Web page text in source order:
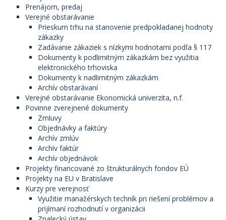
Prenájom, predaj
Verejné obstarávanie
Prieskum trhu na stanovenie predpokladanej hodnoty
zákazky
Zadávanie zákaziek s nízkymi hodnotami podľa § 117
Dokumenty k podlimitným zákazkám bez využitia
elektronického trhoviska
Dokumenty k nadlimitným zákazkám
Archív obstarávaní
Verejné obstarávanie Ekonomická univerzita, n.f.
Povinne zverejnené dokumenty
Zmluvy
Objednávky a faktúry
Archív zmlúv
Archív faktúr
Archív objednávok
Projekty financované zo štrukturálnych fondov EÚ
Projekty na EU v Bratislave
Kurzy pre verejnosť
Využitie manažérskych techník pri riešení problémov a
prijímaní rozhodnutí v organizácii